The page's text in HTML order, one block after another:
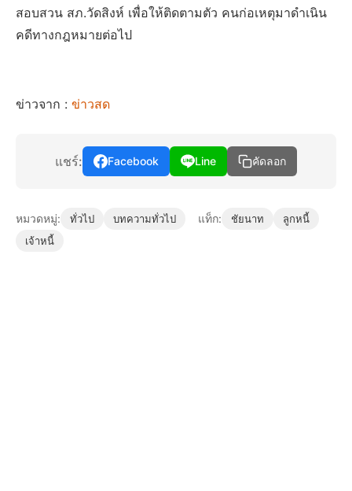
สอบสวน สภ.วัดสิงห์ เพื่อให้ติดตามตัว คนก่อเหตุมาดำเนิน
คดีทางกฎหมายต่อไป
ข่าวจาก : ข่าวสด
แชร์: Facebook Line คัดลอก
หมวดหมู่: ทั่วไป บทความทั่วไป แท็ก: ชัยนาท
ลูกหนี้
เจ้าหนี้